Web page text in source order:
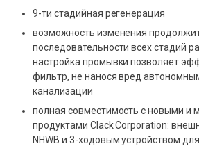
9-ти стадийная регенерация
возможность изменения
последовательности всех стадий
настройка промывки позволяет
фильтр, не нанося вред
канализации
полная совместимость с новыми и
продуктами Clack Corporation:
NHWB и 3-ходовым устройством